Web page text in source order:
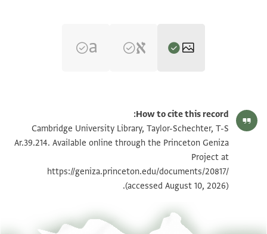
T-S Ar.39.214 1v تكبير و تدوير
بيان أذونات الصورة
How to cite this record:
Cambridge University Library, Taylor-Schechter, T-S
Ar.39.214. Available online through the Princeton Geniza
Project at
https://geniza.princeton.edu/documents/20817/
(accessed August 10, 2026).